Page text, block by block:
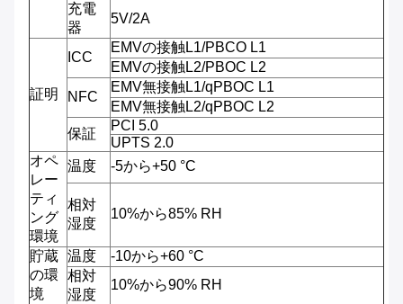
充電
器
5V/2A
証明
ICC
EMVの接触L1/PBCO L1
EMVの接触L2/PBOC L2
NFC
EMV無接触L1/qPBOC L1
EMV無接触L2/qPBOC L2
保証
PCI 5.0
UPTS 2.0
オペ
レー
ティ
ング
環境
温度 -5から+50 °C
相対
湿度
10%から85% RH
貯蔵
の環
境
温度
-10から+60 °C
相対
湿度
10%から90% RH